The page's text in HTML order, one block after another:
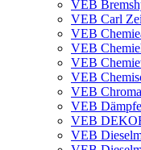
VEB
VEB Carl
VEB
VEB
VEB
VEB
VEB
VEB
VEB
VEB